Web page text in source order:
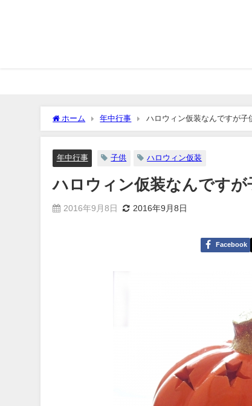
ホーム 年中行事 ハロウィン仮装なんですが子
年中行事 子供 ハロウィン仮装
ハロウィン仮装なんです
2016年9月8日 2016年9月8日
Facebook